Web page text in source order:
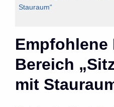
Stauraum“
Empfohlene
Bereich
mit